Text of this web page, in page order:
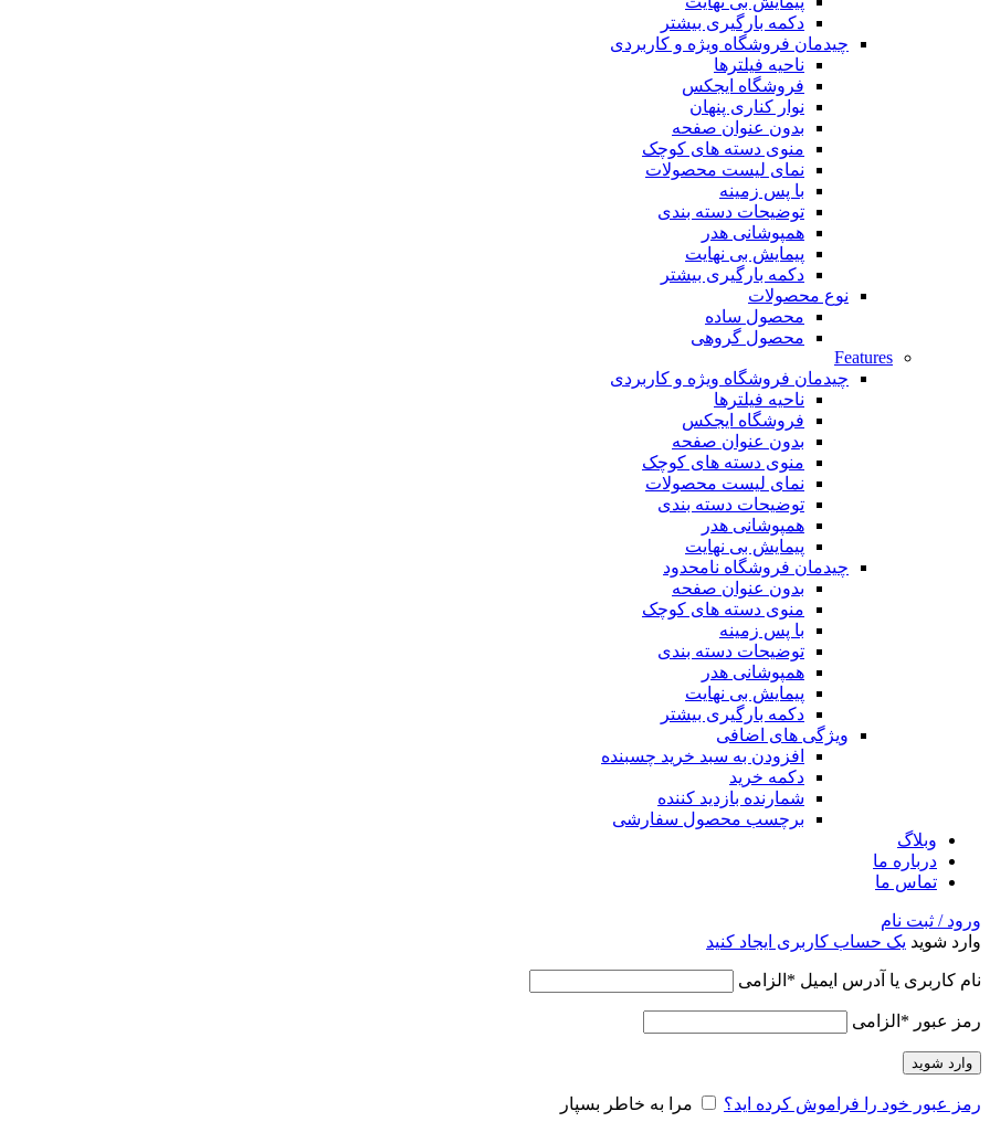
دکمه بارگیری بیشتر
چیدمان فروشگاه ویژه و کاربردی
ناحیه فیلترها
فروشگاه ایجکس
نوار کناری پنهان
بدون عنوان صفحه
منوی دسته های کوچک
نمای لیست محصولات
با پس زمینه
توضیحات دسته بندی
همپوشانی هدر
پیمایش بی نهایت
دکمه بارگیری بیشتر
نوع محصولات
محصول ساده
محصول گروهی
Features
چیدمان فروشگاه ویژه و کاربردی
ناحیه فیلترها
فروشگاه ایجکس
بدون عنوان صفحه
منوی دسته های کوچک
نمای لیست محصولات
توضیحات دسته بندی
همپوشانی هدر
پیمایش بی نهایت
چیدمان فروشگاه نامحدود
بدون عنوان صفحه
منوی دسته های کوچک
با پس زمینه
توضیحات دسته بندی
همپوشانی هدر
پیمایش بی نهایت
دکمه بارگیری بیشتر
ویژگی های اضافی
افزودن به سبد خرید چسبنده
دکمه خرید
شمارنده بازدید کننده
برچسب محصول سفارشی
وبلاگ
درباره ما
تماس ما
ورود / ثبت نام
وارد شوید یک حساب کاربری ایجاد کنید
نام کاربری یا آدرس ایمیل * الزامی
رمز عبور * الزامی
وارد شوید
رمز عبور خود را فراموش کرده اید؟ مرا به خاطر بسپار